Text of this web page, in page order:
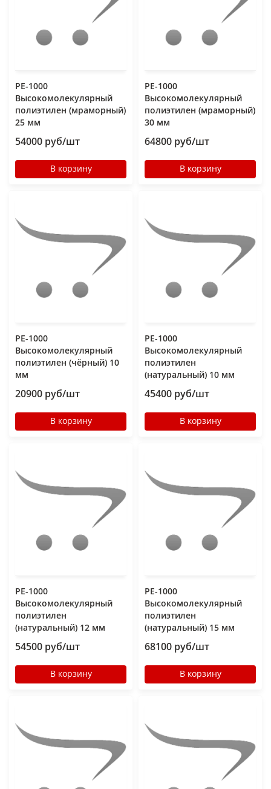
РЕ-1000
Высокомолекулярный
полиэтилен (мраморный)
25 мм
54000 руб/шт
В корзину
РЕ-1000
Высокомолекулярный
полиэтилен (мраморный)
30 мм
64800 руб/шт
В корзину
РЕ-1000
Высокомолекулярный
полиэтилен (чёрный) 10
мм
20900 руб/шт
В корзину
РЕ-1000
Высокомолекулярный
полиэтилен
(натуральный) 10 мм
45400 руб/шт
В корзину
РЕ-1000
Высокомолекулярный
полиэтилен
(натуральный) 12 мм
54500 руб/шт
В корзину
РЕ-1000
Высокомолекулярный
полиэтилен
(натуральный) 15 мм
68100 руб/шт
В корзину